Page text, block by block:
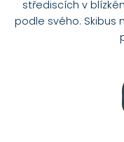
střediscích v
podle svého. Skibus